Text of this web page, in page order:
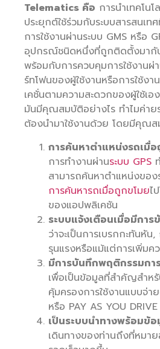
Telematics คือ การนำเทคโน
ประยุกต์ใช้ร่วมกับระบบสารสนเ
การใช้งานผ่านระบบ GMS หรือ
อุปกรณ์ชนิดหนึ่งที่ถูกติดตั้งมากั
พร้อมกับการควบคุมการใช้งานผ่
ร์ทโฟนของผู้ใช้งานหรือการใช้ง
เคชั่นตามความสะดวกของผู้ใช้เ
มันมีคุณสมบัติอย่างไร ทำไมค่า
ต้องนำมาใช้งานด้วย โดยมีคุณ
การค้นหาตำแหน่งรถเมื่อ
การทำงานผ่านระบบ GPS
สามารถค้นหาตำแหน่งขอ
การค้นหารถเมื่อถูกขโมยไ
ของแอปพลิเคชัน
ระบบแจ้งเตือนเมื่อมีกา
ว่าจะเป็นการเบรกกะทันหั
รุนแรงหรือแม้แต่การเพิ่มค
มีการบันทึกพฤติกรรมกา
เพื่อเป็นข้อมูลที่สำคัญสำห
คุ้มครองการใช้งานแบบจ่า
หรือ PAY AS YOU DRIVE
เป็นระบบนำทางพร้อมข้อ
เดินทางของท่านถึงที่หมา